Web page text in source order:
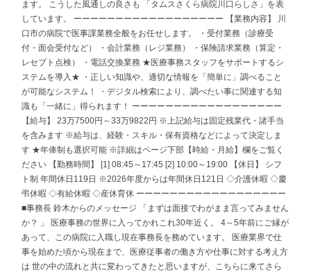
ます。 こうした風通しの良さも 「タムスさくら病院川口らしさ」を表
しています。 ーーーーーーーーーーーーーーーーーー 【業務内容】 川
口市の病院で医事課業務全般をお任せします。 ・受付業務（診療受
付・面会受付など） ・会計業務（レジ業務） ・保険請求業務（算定・
レセプト点検） ・電話交換業務 ★医療事務スタッフをサポートするシ
ステムを導入★ ・正しい知識や、適切な情報を「簡単に」調べること
が可能なシステム！ ・デジタル検索により、調べたい事に関連する知
識も「一緒に」得られます！ ーーーーーーーーーーーーーーーーーー
【給与】 23万7500円～33万9822円 ※上記給与は固定残業代・諸手当
を含みます ※給与は、経験・スキル・保有資格などによって決定しま
す ★年俸制も選択可能 ※詳細はページ下部【時給・月給】欄をご覧く
ださい 【勤務時間】 [1] 08:45～17:45 [2] 10:00～19:00 【休日】 シフ
ト制 年間休日119日 ※2026年度からは年間休日121日 ◇介護休暇 ◇慶
弔休暇 ◇有給休暇 ◇産休育休 ーーーーーーーーーーーーーーーーーー
■事務長 鈴木からのメッセージ 「まずは面接でわがまま言ってみません
か？ 」 医療事務の世界に入ってかれこれ30年近く。 4～5年前にご縁が
あって、この病院に入職し現在事務長を務めています。 医療業界で仕
事を始めた頃から現在まで、医療従事者の働き方や仕事に対する考え方
は 世の中の流れと共に変わってきたと思いますが、こちらに来てさら